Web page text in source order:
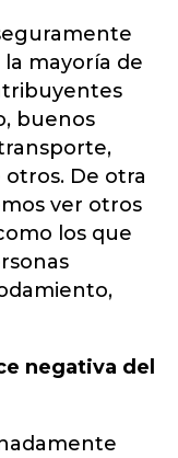
mayoría de
buenos
De otra
ver otros
los que
negativa del